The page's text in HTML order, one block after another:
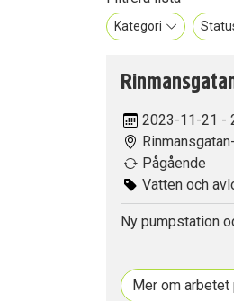
Kategori
2023-11-21 -
Pågående
Vatten och
Ny pumpstation
Mer om arbetet